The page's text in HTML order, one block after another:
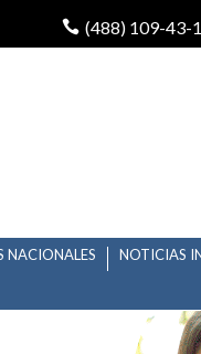
(488) 109-43-
NACIONALES NOTICIAS